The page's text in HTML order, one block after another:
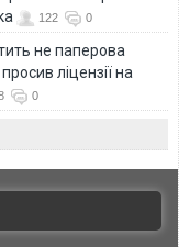
122 0
не паперова
ліцензії на
0